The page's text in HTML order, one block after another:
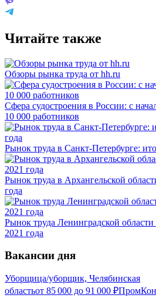
Читайте также
Обзоры рынка труда от hh.ru
Сфера судостроения в России: с
10 000 работников
Рынок труда в Санкт-Петербурге:
Рынок труда в Архангельской
года
Рынок труда Ленинградской
2021 года
Вакансии дня
Уборщица/уборщик, Челябинская
областьот 85 000 до 91 000 ₽